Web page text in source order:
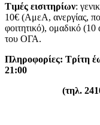
Τιμές εισιτηρίων:
10€ (ΑμεΑ, ανεργίας,
φοιτητικό), ομαδικό
του ΟΓΑ.
Πληροφορίες: Τρίτη
21:00
(τηλ.